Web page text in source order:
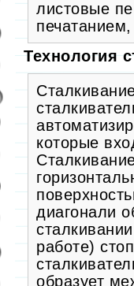
листовые
Технология
которые
диагонали
работе)
образует